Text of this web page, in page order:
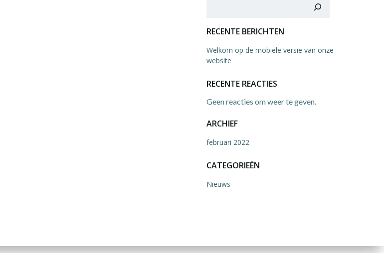
RECENTE BERICHTEN
Welkom op de mobiele versie van onze
website
RECENTE REACTIES
Geen reacties om weer te geven.
ARCHIEF
februari 2022
CATEGORIEËN
Nieuws